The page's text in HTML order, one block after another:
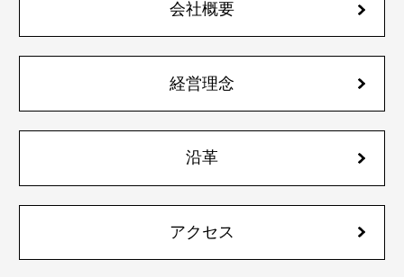
会社概要
経営理念
沿革
アクセス